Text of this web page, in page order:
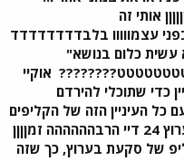
אותי זה
עצמווווו בלבדדדדדדדד
כלום בנושא"
אוקיי
כדי שתוכלי להירדם
כל העיניין הזה של הקליפים
של מויאלושששששש בערוץ 24 דיי הרבהההההה זמןןןן
של סקעת בערוץ, כך שזה